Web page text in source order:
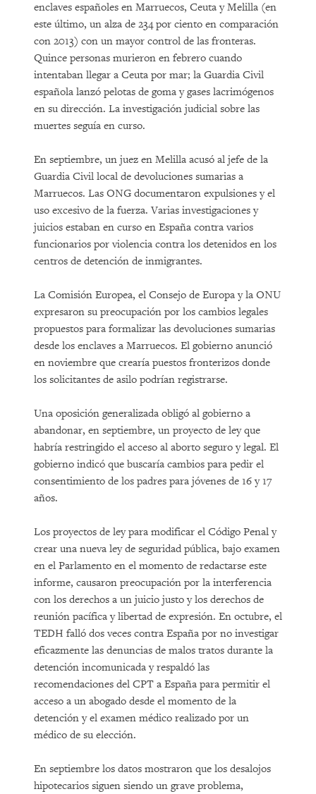
enclaves españoles en Marruecos, Ceuta y Melilla (en
este último, un alza de 234 por ciento en comparación
con 2013) con un mayor control de las fronteras.
Quince personas murieron en febrero cuando
intentaban llegar a Ceuta por mar; la Guardia Civil
española lanzó pelotas de goma y gases lacrimógenos
en su dirección. La investigación judicial sobre las
muertes seguía en curso.
En septiembre, un juez en Melilla acusó al jefe de la
Guardia Civil local de devoluciones sumarias a
Marruecos. Las ONG documentaron expulsiones y el
uso excesivo de la fuerza. Varias investigaciones y
juicios estaban en curso en España contra varios
funcionarios por violencia contra los detenidos en los
centros de detención de inmigrantes.
La Comisión Europea, el Consejo de Europa y la ONU
expresaron su preocupación por los cambios legales
propuestos para formalizar las devoluciones sumarias
desde los enclaves a Marruecos. El gobierno anunció
en noviembre que crearía puestos fronterizos donde
los solicitantes de asilo podrían registrarse.
Una oposición generalizada obligó al gobierno a
abandonar, en septiembre, un proyecto de ley que
habría restringido el acceso al aborto seguro y legal. El
gobierno indicó que buscaría cambios para pedir el
consentimiento de los padres para jóvenes de 16 y 17
años.
Los proyectos de ley para modificar el Código Penal y
crear una nueva ley de seguridad pública, bajo examen
en el Parlamento en el momento de redactarse este
informe, causaron preocupación por la interferencia
con los derechos a un juicio justo y los derechos de
reunión pacífica y libertad de expresión. En octubre, el
TEDH falló dos veces contra España por no investigar
eficazmente las denuncias de malos tratos durante la
detención incomunicada y respaldó las
recomendaciones del CPT a España para permitir el
acceso a un abogado desde el momento de la
detención y el examen médico realizado por un
médico de su elección.
En septiembre los datos mostraron que los desalojos
hipotecarios siguen siendo un grave problema,